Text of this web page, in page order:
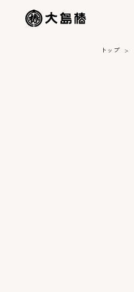
トップ